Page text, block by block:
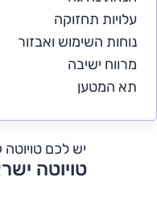
עלויות תחזוקה
נוחות השימוש ואבזור
מרווח ישיבה
תא המטען
יש לכם
טויוטה